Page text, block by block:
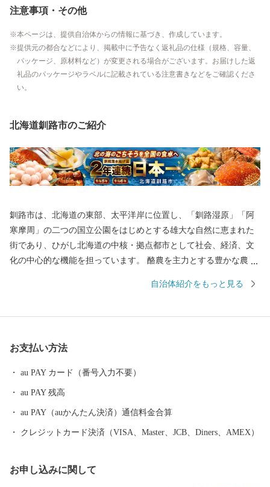
注意事項・その他
本ページは、提供自治体からの情報に基づき、作成しています。
提供元の都合などにより、掲載中に予告なく返礼品の仕様（規格、容量、
パッケージ、原材料など）が変更される場合がございます。お届けした返
礼品のパッケージやラベルに記載されている注意書きなどをご確認くださ
い。
北海道釧路市のご紹介
釧路市は、北海道の東部、太平洋岸に位置し、「釧路湿原」「阿
寒摩周」の二つの国立公園をはじめとする雄大な自然に恵まれた
街であり、ひがし北海道の中核・拠点都市として社会、経済、文
化の中心的な機能を担っています。 酪農を主力とする豊かな農業
を誇る水産業など、日本の食料基地といえる地域です。 安全・安
製紙工場のほか、全国唯一の石炭鉱業所が操業しており地域の主
められている北海道横断自動車道(高速道路)の完成により今後、飛
躍的に物流機能が高まるものと期待されています。 また、特別天
然記念物｢タンチョウ｣や「阿寒湖のマリモ」をはじめとする世界
滞在にも適した地域と言えます。 ＜ワンストップ申請書送付先＞
自治体紹介をもっと見る
お支払い方法
au PAY カード（番号入力不要）
au PAY 残高
au PAY（auかんたん決済）通信料金合算
クレジットカード決済（VISA、Master、JCB、Diners、AMEX）
お申し込みに関して